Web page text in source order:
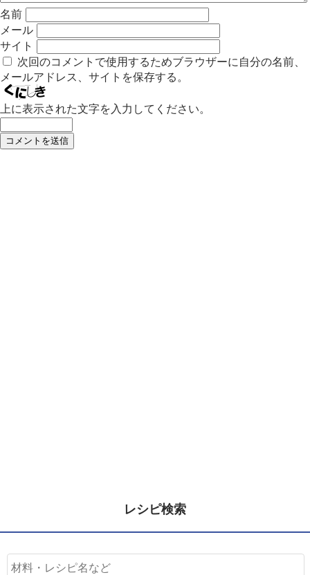
名前
メール
サイト
次回のコメントで使用するためブラウザーに自分の名前、
メールアドレス、サイトを保存する。
上に表示された文字を入力してください。
レシピ検索